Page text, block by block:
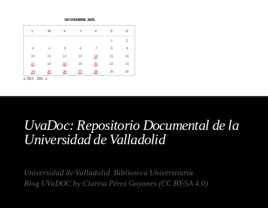
NOVIEMBRE 2025
L M X J V S D
1
2
3
4 5 6 7 8
9
10
11 12 13 14 15
16
17
18 19 20 21 22
23
24
25 26 27 28 29 30
« Oct Dic »
UvaDoc: Repositorio Documental de la
Universidad de Valladolid
Universidad de Valladolid. Biblioteca Universitaria
Blog UVaDOC by Clarisa Pérez Goyanes (CC BY-SA 4.0)